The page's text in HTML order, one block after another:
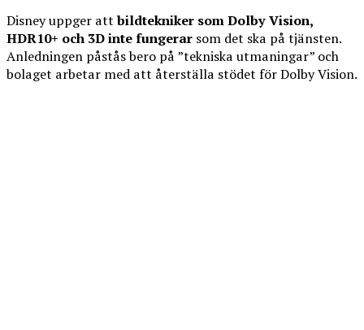
Disney uppger attbildtekniker som Dolby Vision,
HDR10+ och 3D inte fungerar som det ska på tjänsten.
Anledningen påstås bero på ”tekniska utmaningar” och
bolaget arbetar med att återställa stödet för Dolby Vision.